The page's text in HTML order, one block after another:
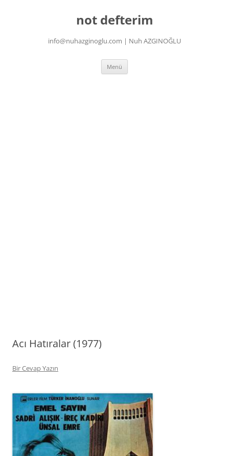
not defterim
info@nuhazginoglu.com | Nuh AZGINOĞLU
Menü
Acı Hatıralar (1977)
Bir Cevap Yazın